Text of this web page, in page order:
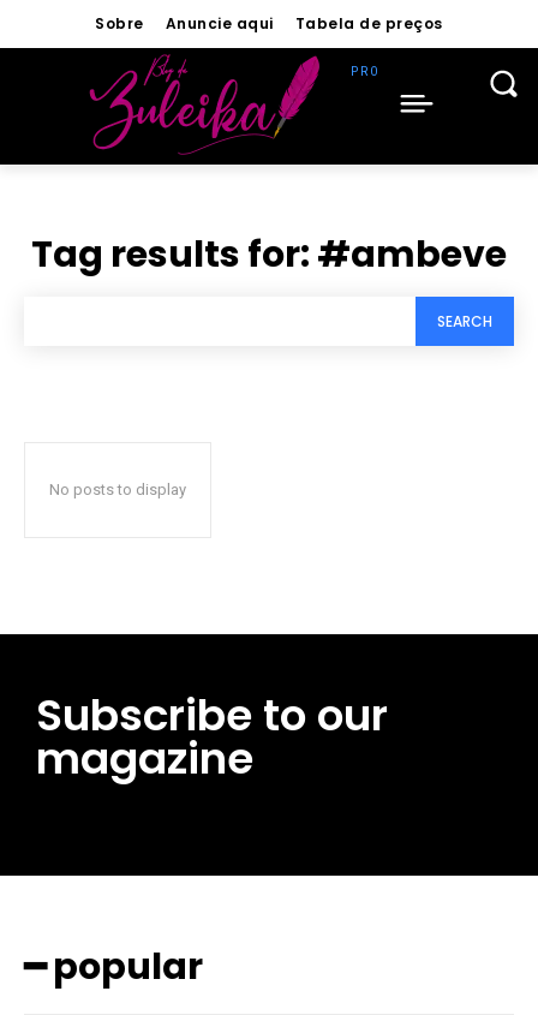
━ pricing plans
Sobre Anuncie aqui Tabela de preços
Tag results for:#ambeve
SEARCH
No posts to display
Subscribe to our
magazine
━ popular